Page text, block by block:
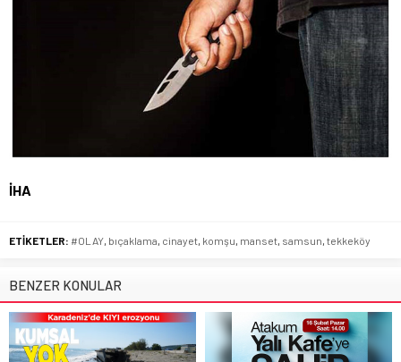
İHA
ETİKETLER: #OLAY bıçaklama cinayet komşu manset samsun tekkeköy
BENZER KONULAR